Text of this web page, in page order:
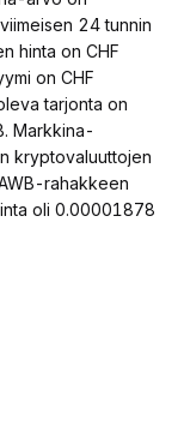
24 tunnin
hinta on CHF
on CHF
tarjonta on
Markkina-
kryptovaluuttojen
rahakkeen
oli 0.00001878